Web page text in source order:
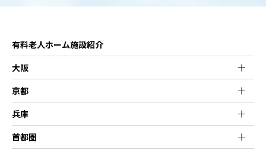
有料老人ホーム施設紹介
大阪
京都
兵庫
首都圏